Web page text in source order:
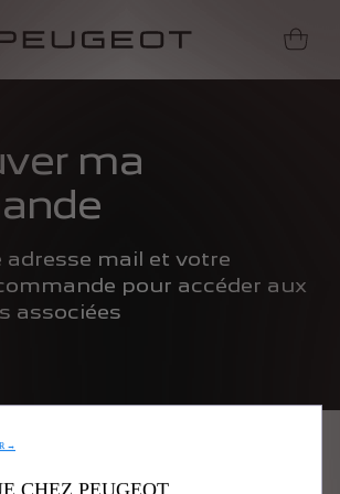
ma
adresse mail et votre
pour accéder aux
associées
→
et/ou d’autres outils de suivi (les « Outils ») afin
expérience possible sur notre site web. Ils
la langue et les résultats de recherche, et améliorent
vous proposer des publicités plus pertinentes.